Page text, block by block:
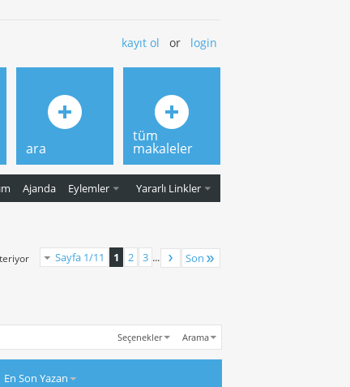
kayıt ol or login
Ajanda Eylemler Yararlı Linkler
ara
tüm
makaleler
Sayfa 1/11 1 2 3 ... Son
Seçenekler Arama
En Son Yazan